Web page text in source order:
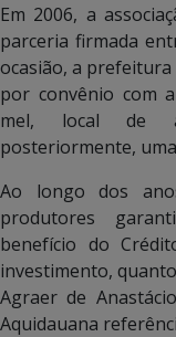
Em 2006, a
parceria firmada
ocasião, a
por convênio com
mel, local de
posteriormente,
Ao longo dos
produtores
benefício do
investimento,
Agraer de
Aquidauana